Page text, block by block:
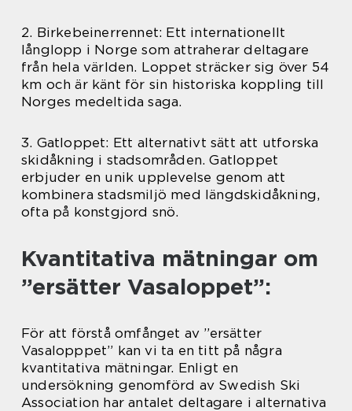
2. Birkebeinerrennet: Ett internationellt
långlopp i Norge som attraherar deltagare
från hela världen. Loppet sträcker sig över 54
km och är känt för sin historiska koppling till
Norges medeltida saga.
3. Gatloppet: Ett alternativt sätt att utforska
skidåkning i stadsområden. Gatloppet
erbjuder en unik upplevelse genom att
kombinera stadsmiljö med längdskidåkning,
ofta på konstgjord snö.
Kvantitativa mätningar om
”ersätter Vasaloppet”:
För att förstå omfånget av ”ersätter
Vasalopppet” kan vi ta en titt på några
kvantitativa mätningar. Enligt en
undersökning genomförd av Swedish Ski
Association har antalet deltagare i alternativa